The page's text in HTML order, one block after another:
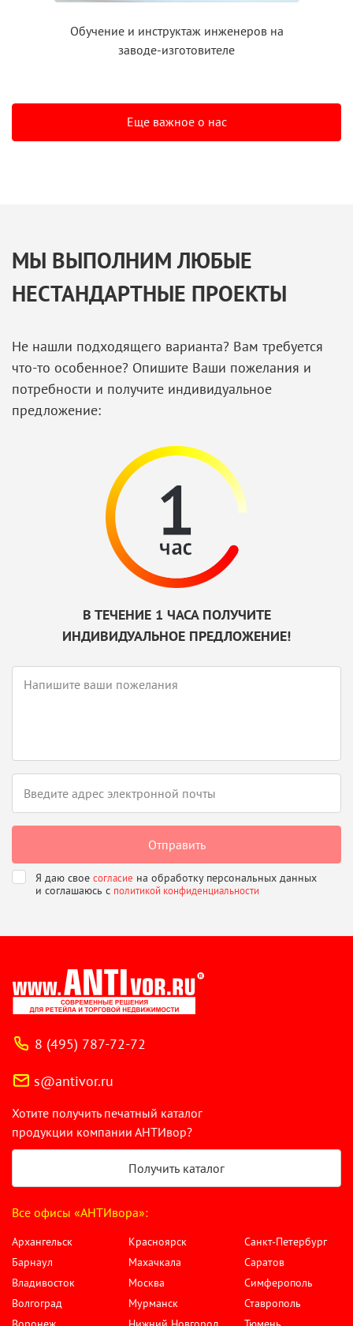
Обучение и инструктажинженеров на
заводе-изготовителе
Еще важное о нас
МЫ ВЫПОЛНИМ ЛЮБЫЕ
НЕСТАНДАРТНЫЕ ПРОЕКТЫ
Не нашли подходящего варианта? Вам требуется
что-то особенное? Опишите Ваши пожелания и
потребности и получите индивидуальное
предложение:
В ТЕЧЕНИЕ 1 ЧАСА ПОЛУЧИТЕ
ИНДИВИДУАЛЬНОЕ ПРЕДЛОЖЕНИЕ!
Я даю свое согласие на обработку персональных данных
и соглашаюсь с политикой конфиденциальности
8 (495) 787-72-72
s@antivor.ru
Хотите получить печатный каталог
продукции компании АНТИвор?
Получить каталог
Все офисы «АНТИвора»:
Архангельск
Барнаул
Владивосток
Волгоград
Красноярск
Махачкала
Москва
Мурманск
Санкт-Петербург
Саратов
Симферополь
Ставрополь